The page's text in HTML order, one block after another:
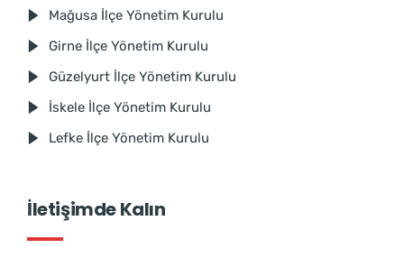
Mağusa İlçe Yönetim Kurulu
Girne İlçe Yönetim Kurulu
Güzelyurt İlçe Yönetim Kurulu
İskele İlçe Yönetim Kurulu
Lefke İlçe Yönetim Kurulu
İletişimde Kalın